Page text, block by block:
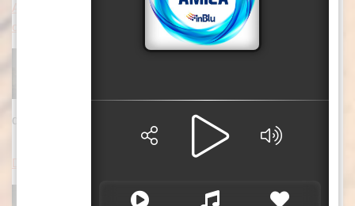
Attacchi russi nella notte vicino Kiev, tre morti tra cui un bambin
o
KIEV (UCRAINA) (ITALPRESS) – Notte di
tre persone morte, tra cui un bambino, secondo
quando riferiscono le autorità ucraine. La
Delrio “Chiudere i confini è colpo al cuore dell’Europa”
ROMA (ITALPRESS) – «Il commissario Ue